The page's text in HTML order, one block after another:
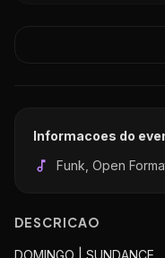
Informacoes do
Funk, Open
DESCRICAO
DOMINGO | SUNDANCE